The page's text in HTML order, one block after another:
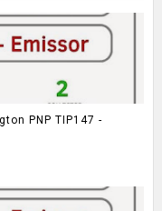
PNP TIP147 -